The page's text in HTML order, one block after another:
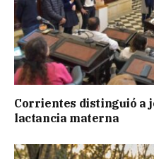
Corrientes distinguió a
lactancia materna